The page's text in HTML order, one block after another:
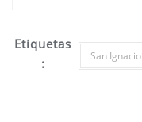
Etiquetas
:
San Ignacio